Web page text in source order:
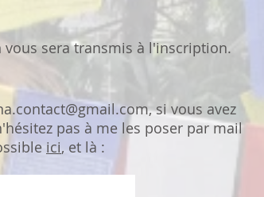
vous sera transmis à l'inscription.
, si vous avez
pas à me les poser par mail
ici, et là :